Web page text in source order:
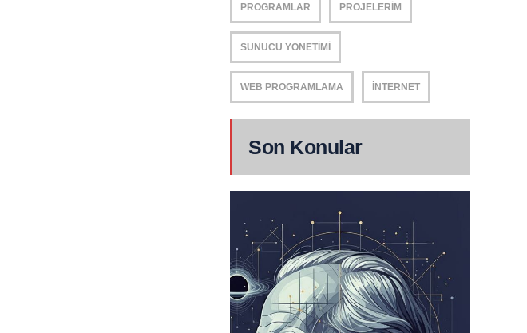
PROGRAMLAR PROJELERIM
SUNUCU YÖNETIMI
WEB PROGRAMLAMA İNTERNET
Son Konular